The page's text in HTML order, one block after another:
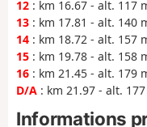
12 : km 16.67 - alt. 117
13 : km 17.81 - alt. 140
14 : km 18.72 - alt. 157
15 : km 19.78 - alt. 158
16 : km 21.45 - alt. 179
D/A : km 21.97 - alt.
Informations